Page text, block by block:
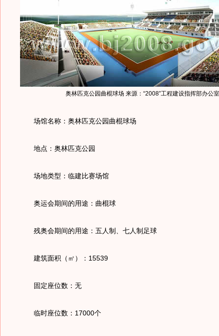
奥林匹克公园曲棍球场 来源：“2008”工程建设指挥部办公室
场馆名称：奥林匹克公园曲棍球场
地点：奥林匹克公园
场地类型：临建比赛场馆
奥运会期间的用途：曲棍球
残奥会期间的用途：五人制、七人制足球
建筑面积（㎡）：15539
固定座位数：无
临时座位数：17000个